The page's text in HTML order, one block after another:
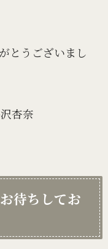
とうございまし
杏奈
待ちしてお